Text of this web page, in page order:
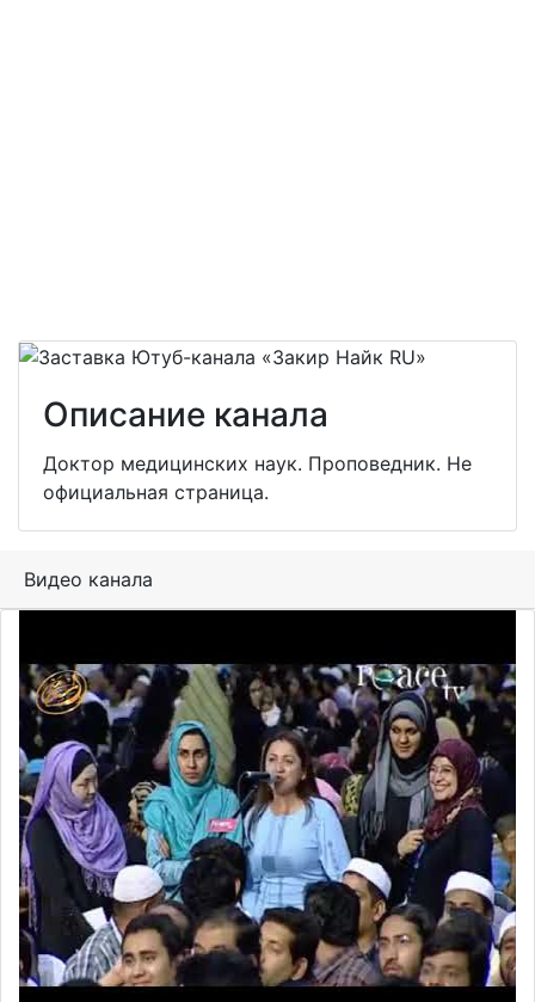
Описание канала
Доктор медицинских наук. Проповедник. Не
официальная страница.
Видео канала